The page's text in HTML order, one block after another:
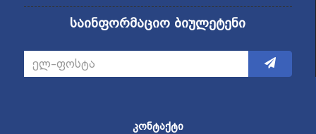
საინფორმაციო ბიულეტენი
ᲙᲝᲜᲢᲐᲥᲢᲘ